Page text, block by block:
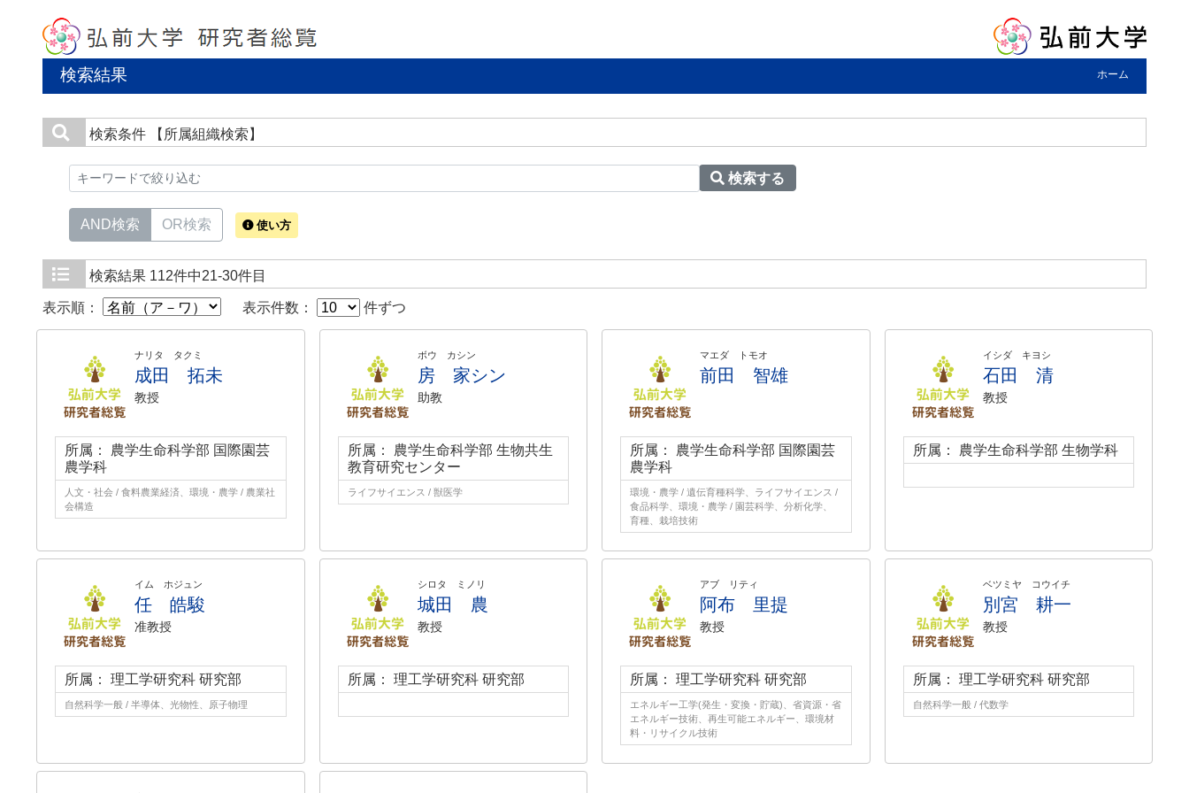
検索結果 ホーム
検索条件 【所属組織検索】
検索する
AND検索 OR検索 使い方
検索結果 112件中21-30件目
表示順： 表示件数： 件ずつ
ナリタ タクミ
成田 拓未
教授
所属： 農学生命科学部 国際園芸
農学科
人文・社会 / 食料農業経済、環境・農学 / 農業社
会構造
ボウ カシン
房 家シン
助教
所属： 農学生命科学部 生物共生
教育研究センター
ライフサイエンス / 獣医学
マエダ トモオ
前田 智雄
所属： 農学生命科学部 国際園芸
農学科
環境・農学 / 遺伝育種科学、ライフサイエンス /
食品科学、環境・農学 / 園芸科学、分析化学、
育種、栽培技術
イシダ キヨシ
石田 清
教授
所属： 農学生命科学部 生物学科
イム ホジュン
任 皓駿
准教授
所属： 理工学研究科 研究部
自然科学一般 / 半導体、光物性、原子物理
シロタ ミノリ
城田 農
教授
所属： 理工学研究科 研究部
アブ リティ
阿布 里提
教授
所属： 理工学研究科 研究部
エネルギー工学(発生・変換・貯蔵)、省資源・省
エネルギー技術、再生可能エネルギー、環境材
料・リサイクル技術
ベツミヤ コウイチ
別宮 耕一
教授
所属： 理工学研究科 研究部
自然科学一般 / 代数学